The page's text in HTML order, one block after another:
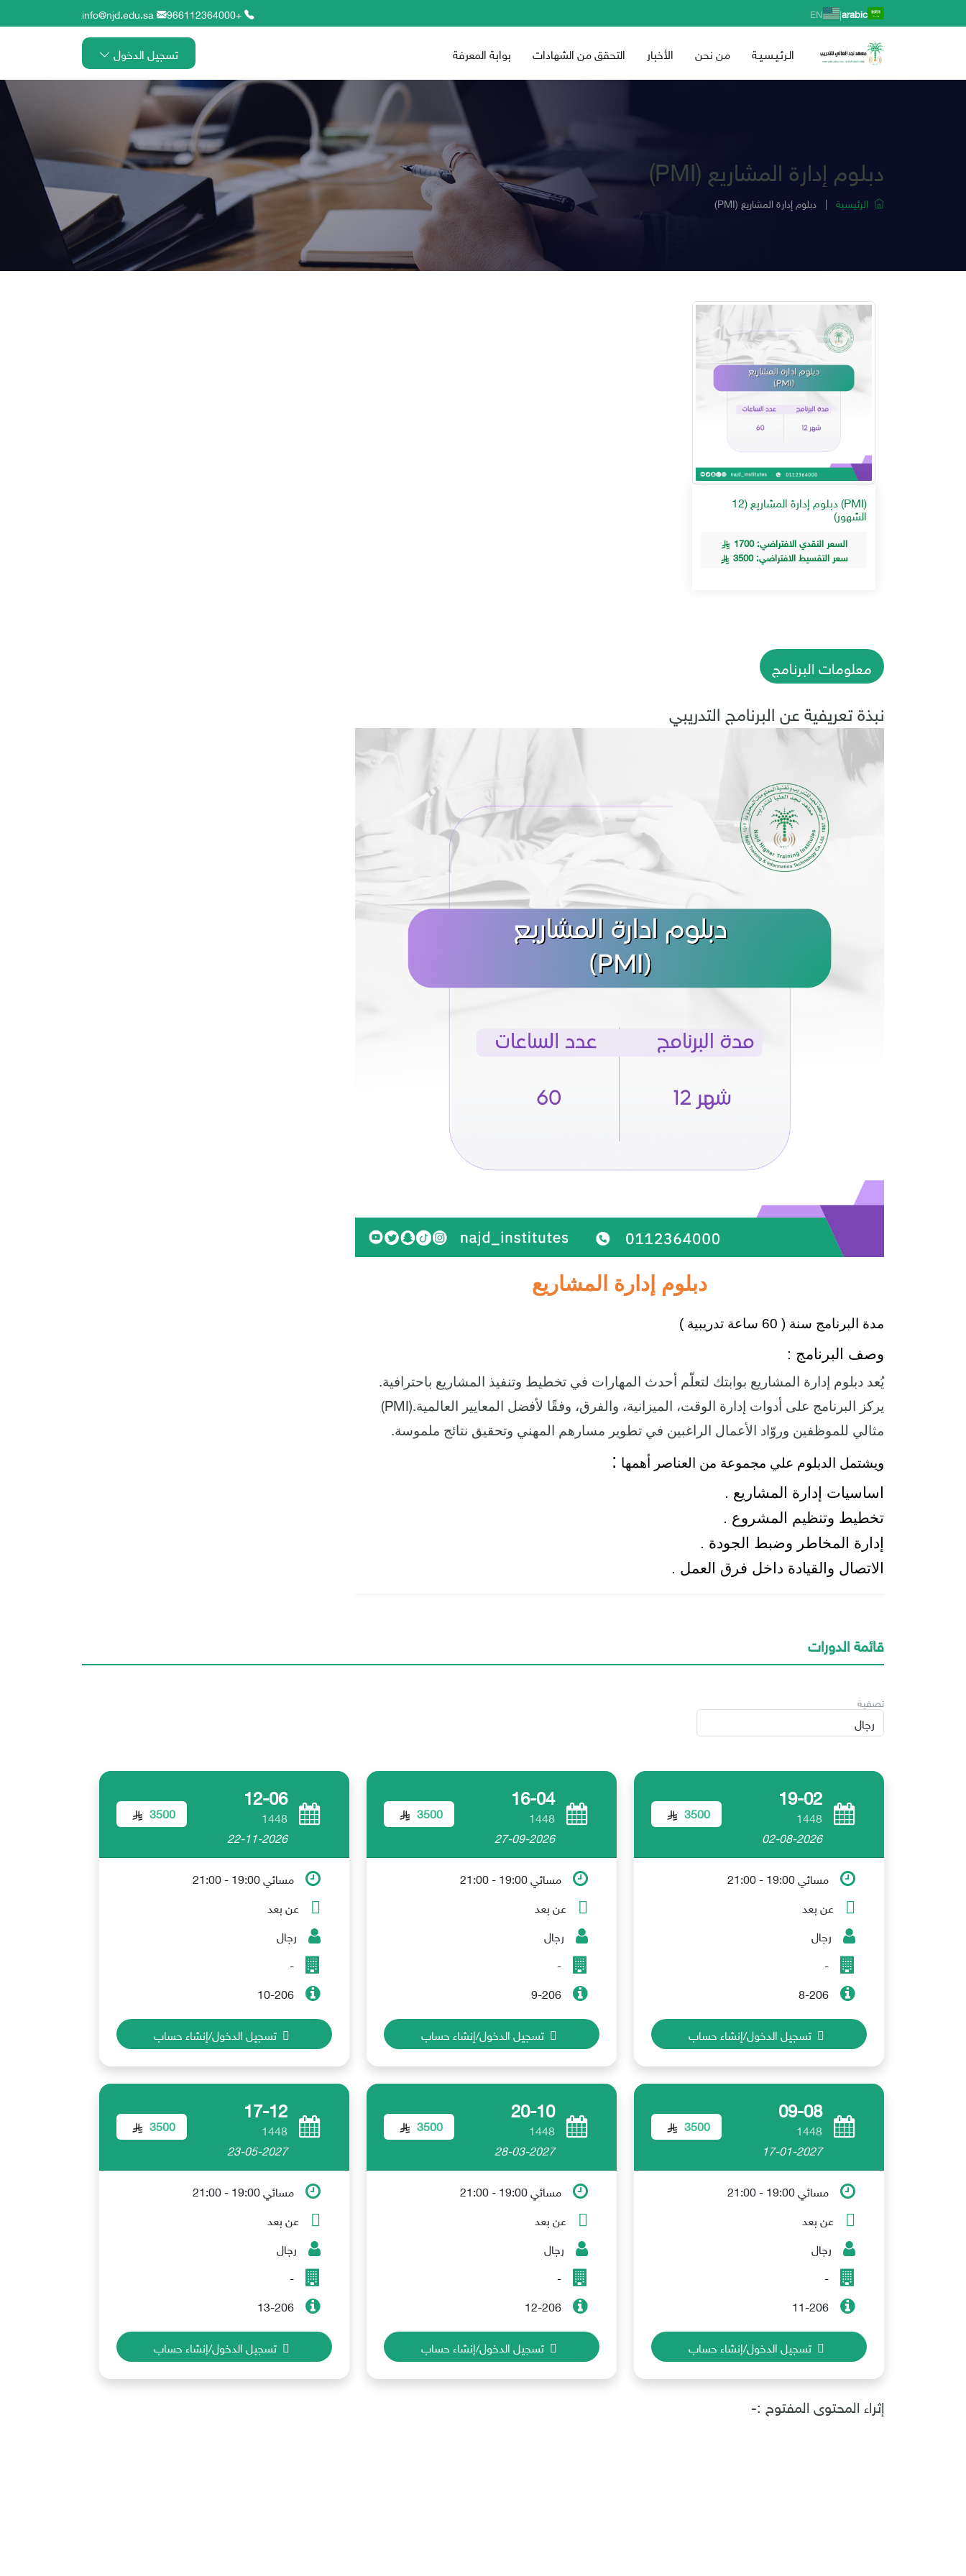
arabic
|
EN
+966112364000
info@njd.edu.sa
الـرئـيـسـيـة من نحن الأخبار التحقق من الشهادات بوابة المعرفة تسجيل الدخول
(PMI) دبلوم إدارة المشاريع
الرئيسية | (PMI) دبلوم إدارة المشاريع
(PMI) دبلوم إدارة المشاريع (12
الشهور)
السعر النقدي الافتراضي: 1700
سعر التقسيط الافتراضي: 3500
معلومات البرنامج
نبذة تعريفية عن البرنامج التدريبي
دبلوم إدارة المشاريع
مدة البرنامج سنة ( 60 ساعة تدريبية )
وصف البرنامج :
يُعد دبلوم إدارة المشاريع بوابتك لتعلّم أحدث المهارات في تخطيط وتنفيذ المشاريع باحترافية.
يركز البرنامج على أدوات إدارة الوقت، الميزانية، والفرق، وفقًا لأفضل المعايير العالمية(PMI).
مثالي للموظفين وروّاد الأعمال الراغبين في تطوير مسارهم المهني وتحقيق نتائج ملموسة.
ويشتمل الدبلوم علي مجموعة من العناصر أهمها :
اساسيات إدارة المشاريع .
تخطيط وتنظيم المشروع .
إدارة المخاطر وضبط الجودة .
الاتصال والقيادة داخل فرق العمل .
قائمة الدورات
تصفية
19-02
1448
02-08-2026
3500
مسائي 19:00 - 21:00
عن بعد
رجال
-
8-206
تسجيل الدخول/إنشاء حساب
16-04
1448
27-09-2026
3500
مسائي 19:00 - 21:00
عن بعد
رجال
-
9-206
تسجيل الدخول/إنشاء حساب
12-06
1448
22-11-2026
3500
مسائي 19:00 - 21:00
عن بعد
رجال
-
10-206
تسجيل الدخول/إنشاء حساب
09-08
1448
17-01-2027
3500
مسائي 19:00 - 21:00
عن بعد
رجال
-
11-206
تسجيل الدخول/إنشاء حساب
20-10
1448
28-03-2027
3500
مسائي 19:00 - 21:00
عن بعد
رجال
-
12-206
تسجيل الدخول/إنشاء حساب
17-12
1448
23-05-2027
3500
مسائي 19:00 - 21:00
عن بعد
رجال
-
13-206
تسجيل الدخول/إنشاء حساب
إثراء المحتوى المفتوح :-